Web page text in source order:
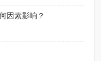
因素影响？